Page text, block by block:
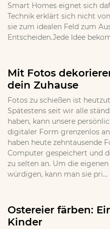
Smart Homes eignet sich
Technik erklärt sich nicht
sie zum idealen Feld zum
Entscheiden.Jede Idee
Mit Fotos
dein Zuhause
Fotos zu schießen ist
Spätestens seit wir alle
haben, kann unsere
digitaler Form grenzenlos
haben heute zehntausende
Computer gespeichert und
zu selten an. Um die
würdigen, kann man sie pri...
Ostereier färben:
Kinder